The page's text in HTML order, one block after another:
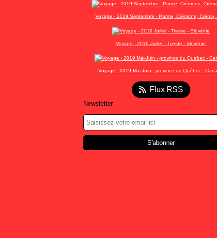
Voyage - 2019 Septembre - Parme, Crémone, Créma,
Voyage - 2019 Juillet - Trieste - Slovénie
Voyage - 2019 Mai-Juin - province du Québec -
Flux RSS
Newsletter